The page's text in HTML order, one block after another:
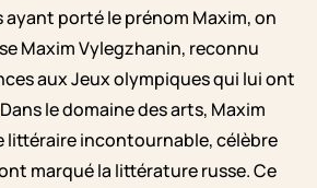
ayant porté le prénom Maxim, on
Maxim Vylegzhanin, reconnu
aux Jeux olympiques qui lui ont
le domaine des arts, Maxim
littéraire incontournable, célèbre
marqué la littérature russe. Ce